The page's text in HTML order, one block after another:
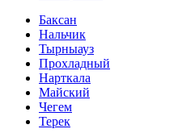
Баксан
Нальчик
Тырныауз
Прохладный
Нарткала
Майский
Чегем
Терек